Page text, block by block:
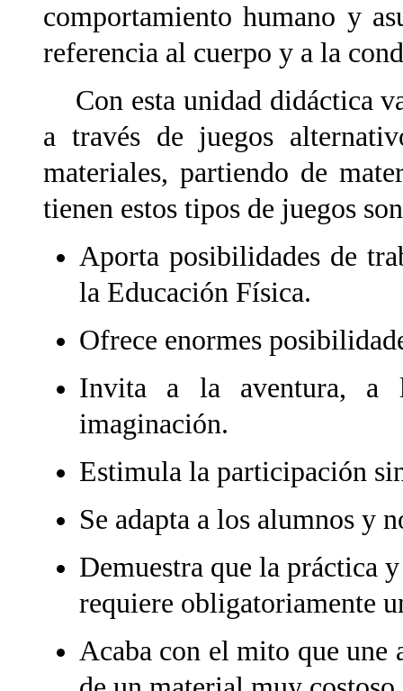
comportamiento humano y
referencia al cuerpo y a la
Con esta unidad didáctica
a través de juegos
materiales, partiendo de
tienen estos tipos de juegos
Aporta posibilidades de
la Educación Física.
Ofrece enormes
Invita a la aventura, a
imaginación.
Estimula la participación
Se adapta a los alumnos y
Demuestra que la práctica
requiere obligatoriamente
Acaba con el mito que une